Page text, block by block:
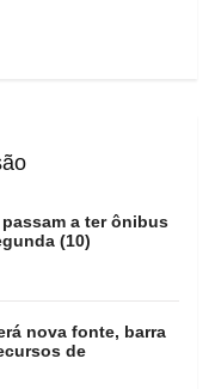
a ter ônibus
(10)
nova fonte, barra
de